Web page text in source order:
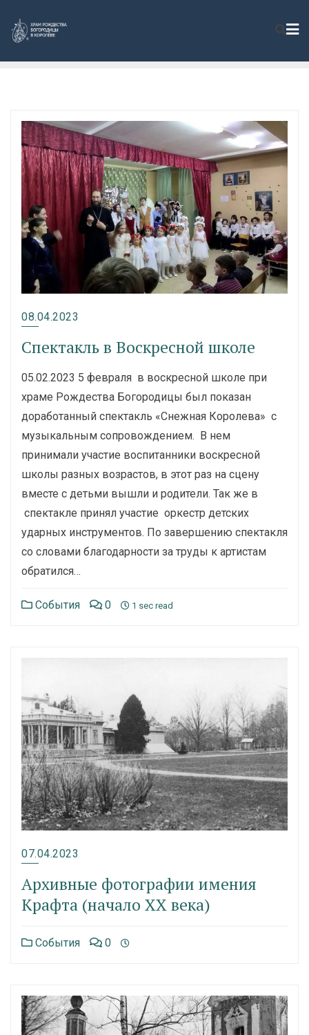
08.04.2023
Спектакль в Воскресной школе
05.02.2023 5 февраля в воскресной школе при
храме Рождества Богородицы был показан
доработанный спектакль «Снежная Королева» с
музыкальным сопровождением. В нем
принимали участие воспитанники воскресной
школы разных возрастов, в этот раз на сцену
вместе с детьми вышли и родители. Так же в
спектакле принял участие оркестр детских
ударных инструментов. По завершению спектакля
со словами благодарности за труды к артистам
обратился…
События 0 1 sec read
07.04.2023
Архивные фотографии имения
Крафта (начало XX века)
События 0